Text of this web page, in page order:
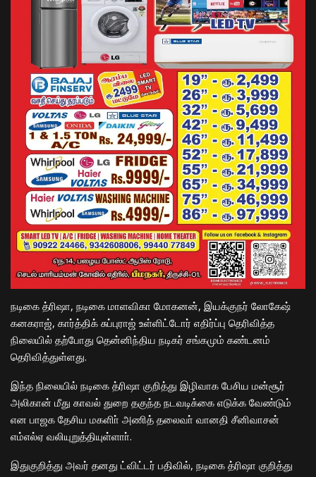
நடிகை த்ரிஷா, நடிகை மாளவிகா மோகனன், இயக்குநர் லோகேஷ்
கனகராஜ், கார்த்திக் சுப்புராஜ் உள்ளிட்டோர் எதிர்ப்பு தெரிவித்த
நிலையில் தற்போது தென்னிந்திய நடிகர் சங்கமும் கண்டனம்
தெரிவித்துள்ளது.
இந்த நிலையில் நடிகை த்ரிஷா குறித்து இழிவாக பேசிய மன்சூர்
அலிகான் மீது காவல் துறை தகுந்த நடவடிக்கை எடுக்க வேண்டும்
என பாஜக தேசிய மகளிா் அணித் தலைவா் வானதி சீனிவாசன்
எம்எல்ஏ வலியுறுத்தியுள்ளாா்.
இதுகுறித்து அவர் தனது ட்விட்டர் பதிவில், நடிகை த்ரிஷா குறித்து